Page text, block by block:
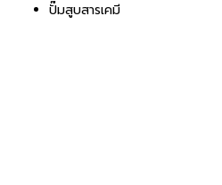
ปั๊มสูบสารเคมี